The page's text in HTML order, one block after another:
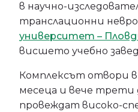
в научно-
транслационни
университет –
висшето учебно
Комплексът отвори
месеца и вече трети
провеждат високо-